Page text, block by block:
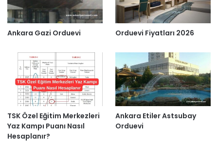
Ankara Gazi Orduevi Orduevi Fiyatları 2026
TSK Özel Eğitim Merkezleri
Yaz Kampı Puanı Nasıl
Hesaplanır?
Ankara Etiler Astsubay
Orduevi